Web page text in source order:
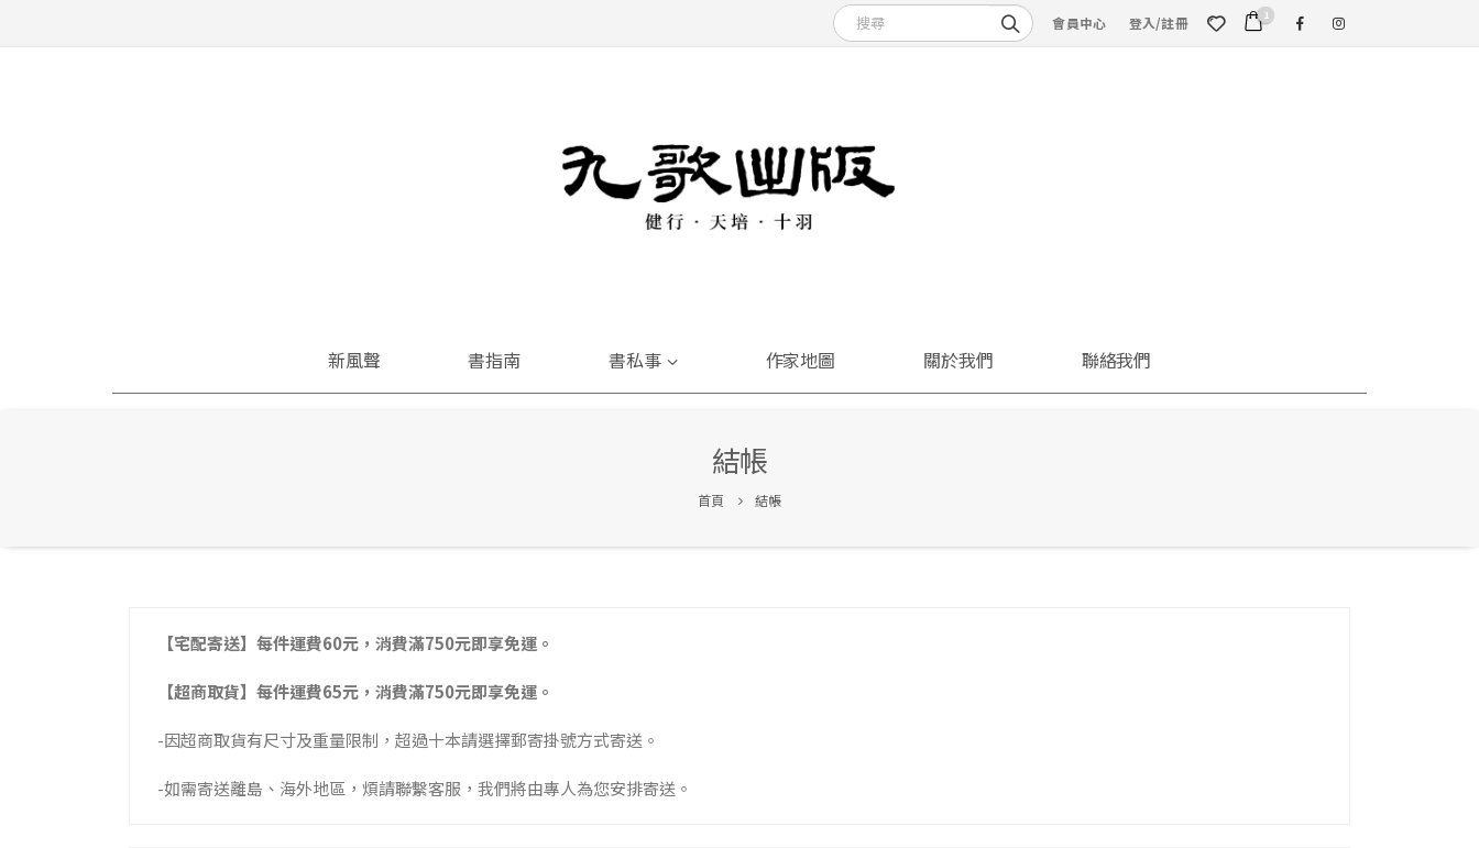
會員中心 登入/註冊 1
新風聲 書指南 書私事 作家地圖 關於我們 聯絡我們
結帳
首頁 結帳
【宅配寄送】每件運費60元，消費滿750元即享免運。
【超商取貨】每件運費65元，消費滿750元即享免運。
-因超商取貨有尺寸及重量限制，超過十本請選擇郵寄掛號方式寄送。
-如需寄送離島、海外地區，煩請聯繫客服，我們將由專人為您安排寄送。